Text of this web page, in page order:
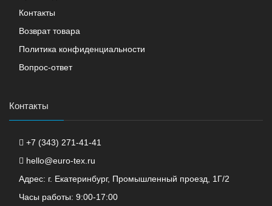
Контакты
Возврат товара
Политика конфиденциальности
Вопрос-ответ
Контакты
+7 (343) 271-41-41
hello@euro-tex.ru
Адрес: г. Екатеринбург, Промышленный проезд, 1Г/2
Часы работы: 9:00-17:00